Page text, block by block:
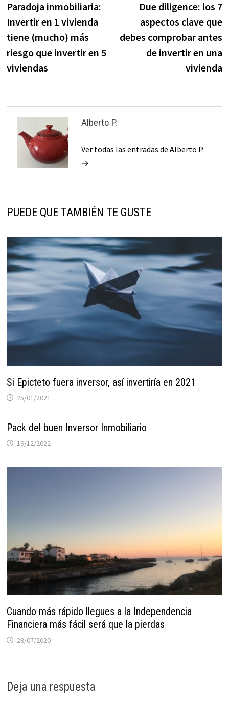
de
entradas
anterior:
Paradoja inmobiliaria:
Invertir en 1 vivienda
tiene (mucho) más
riesgo que invertir en 5
viviendas
Due diligence: los 7
aspectos clave que
debes comprobar antes
de invertir en una
vivienda
Alberto P.
Ver todas las entradas de Alberto P.
→
PUEDE QUE TAMBIÉN TE GUSTE
Si Epicteto fuera inversor, así invertiría en 2021
25/01/2021
Pack del buen Inversor Inmobiliario
19/12/2022
Cuando más rápido llegues a la Independencia
Financiera más fácil será que la pierdas
28/07/2020
Deja una respuesta
son
opcionales.
Son
necesarias
para que
funcione la
web.
Estadísticas
podamos
mejorar la
funcionalidad
y estructura
de la web, en
Experiencia
Para que
nuestra web
funcione lo
mejor posible
durante tu
visita. Si
rechaza estas
algunas
de la web.
Al compartir tus
intereses y
mientras visitas